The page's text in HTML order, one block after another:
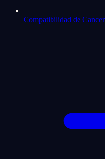
Compatibilidad de Cancer